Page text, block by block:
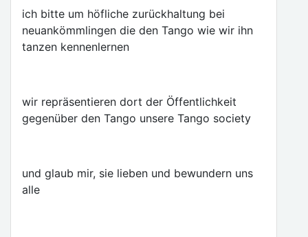
ich bitte um höfliche zurückhaltung bei
neuankömmlingen die den Tango wie wir ihn
tanzen kennenlernen
wir repräsentieren dort der Öffentlichkeit
gegenüber den Tango unsere Tango society
und glaub mir, sie lieben und bewundern uns
alle